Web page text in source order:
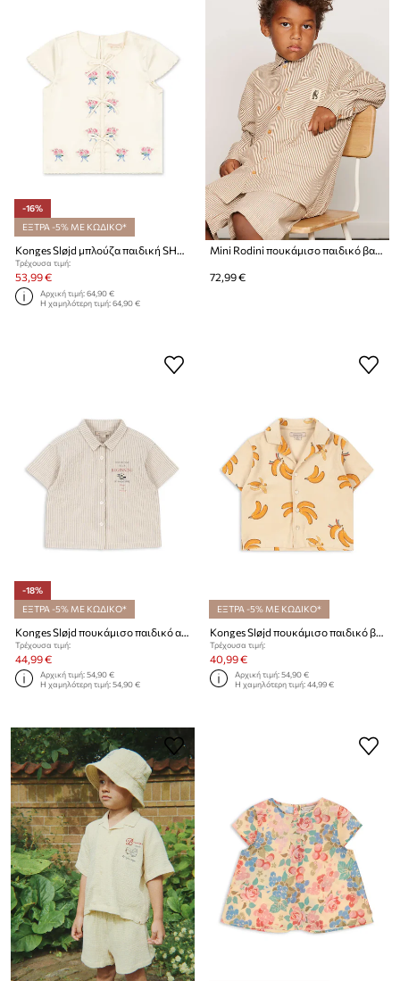
-16%
ΕΞΤΡΑ -5% ΜΕ ΚΩΔΙΚΟ*
Konges Sløjd μπλούζα παιδική SHEENY SS TOP
Τρέχουσα τιμή:
53,99 €
Αρχική τιμή:64,90 €
Η χαμηλότερη τιμή:64,90 €
Mini Rodini πουκάμισο παιδικό βαμβακερό Poplin
72,99 €
-18%
ΕΞΤΡΑ -5% ΜΕ ΚΩΔΙΚΟ*
Τρέχουσα τιμή:
44,99 €
Αρχική τιμή:54,90 €
Η χαμηλότερη τιμή:54,90 €
ΕΞΤΡΑ -5% ΜΕ ΚΩΔΙΚΟ*
Τρέχουσα τιμή:
40,99 €
Αρχική τιμή:54,90 €
Η χαμηλότερη τιμή:44,99 €